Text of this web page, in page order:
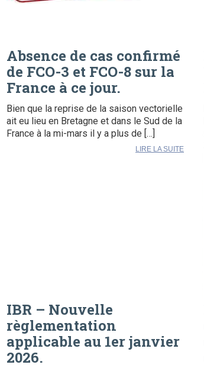
Absence de cas confirmé
de FCO-3 et FCO-8 sur la
France à ce jour.
Bien que la reprise de la saison vectorielle
ait eu lieu en Bretagne et dans le Sud de la
France à la mi-mars il y a plus de […]
LIRE LA SUITE
IBR – Nouvelle
règlementation
applicable au 1er janvier
2026.